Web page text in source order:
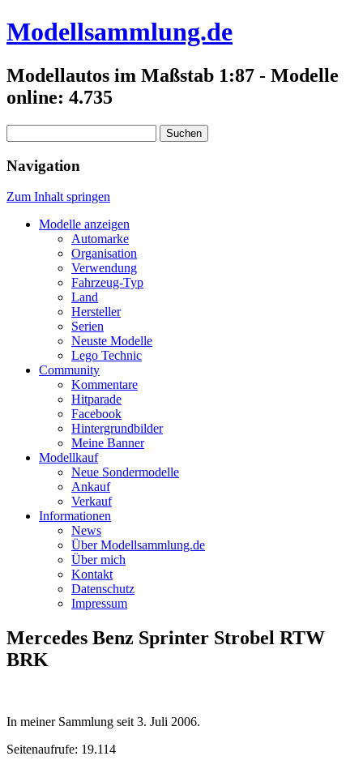
Modellsammlung.de
Modellautos im Maßstab 1:87 - Modelle
online: 4.735
nach:
Navigation
Zum Inhalt springen
Modelle anzeigen
Automarke
Organisation
Verwendung
Fahrzeug-Typ
Land
Hersteller
Serien
Neuste Modelle
Lego Technic
Community
Kommentare
Hitparade
Facebook
Hintergrundbilder
Meine Banner
Modellkauf
Neue Sondermodelle
Ankauf
Verkauf
Informationen
News
Über Modellsammlung.de
Über mich
Kontakt
Datenschutz
Impressum
Mercedes Benz Sprinter Strobel RTW
BRK
In meiner Sammlung seit 3. Juli 2006.
Seitenaufrufe: 19.114